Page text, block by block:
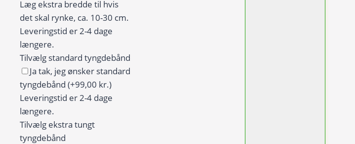
Læg ekstra bredde til hvis
det skal rynke, ca. 10-30 cm.
Leveringstid er 2-4 dage
længere.
Tilvælg standard tyngdebånd
Ja tak, jeg ønsker standard
tyngdebånd (+99,00 kr.)
Leveringstid er 2-4 dage
længere.
Tilvælg ekstra tungt
tyngdebånd